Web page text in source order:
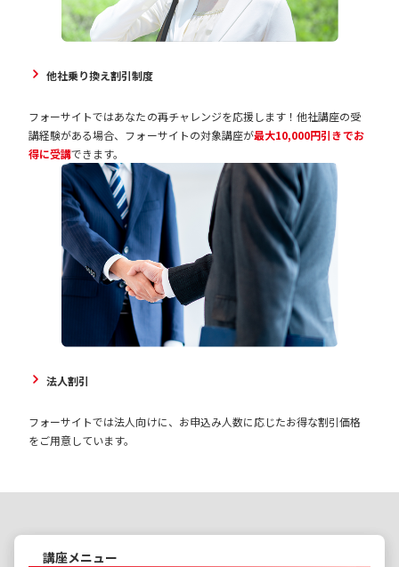
他社乗り換え割引制度
フォーサイトではあなたの再チャレンジを応援します！他社講座の受
講経験がある場合、フォーサイトの対象講座が最大10,000円引きでお
得に受講できます。
法人割引
フォーサイトでは法人向けに、お申込み人数に応じたお得な割引価格
をご用意しています。
講座メニュー